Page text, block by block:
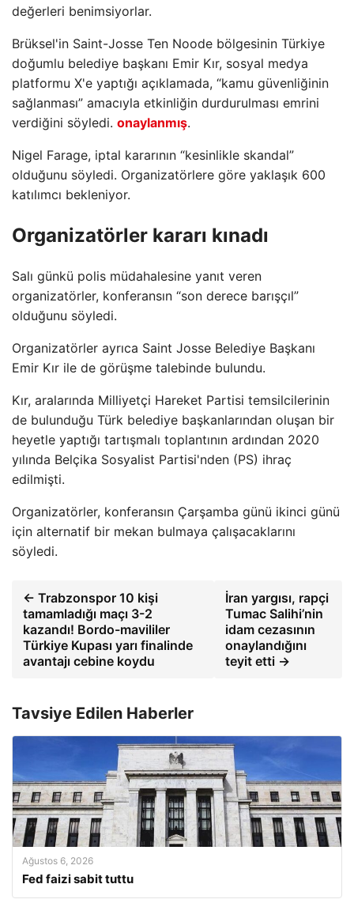
değerleri benimsiyorlar.
Brüksel'in Saint-Josse Ten Noode bölgesinin Türkiye
doğumlu belediye başkanı Emir Kır, sosyal medya
platformu X'e yaptığı açıklamada, “kamu güvenliğinin
sağlanması” amacıyla etkinliğin durdurulması emrini
verdiğini söyledi. onaylanmış.
Nigel Farage, iptal kararının “kesinlikle skandal”
olduğunu söyledi. Organizatörlere göre yaklaşık 600
katılımcı bekleniyor.
Organizatörler kararı kınadı
Salı günkü polis müdahalesine yanıt veren
organizatörler, konferansın “son derece barışçıl”
olduğunu söyledi.
Organizatörler ayrıca Saint Josse Belediye Başkanı
Emir Kır ile de görüşme talebinde bulundu.
Kır, aralarında Milliyetçi Hareket Partisi temsilcilerinin
de bulunduğu Türk belediye başkanlarından oluşan bir
heyetle yaptığı tartışmalı toplantının ardından 2020
yılında Belçika Sosyalist Partisi'nden (PS) ihraç
edilmişti.
Organizatörler, konferansın Çarşamba günü ikinci günü
için alternatif bir mekan bulmaya çalışacaklarını
söyledi.
← Trabzonspor 10 kişi
tamamladığı maçı 3-2
kazandı! Bordo-mavililer
Türkiye Kupası yarı finalinde
avantajı cebine koydu
İran yargısı, rapçi
Tumac Salihi’nin
idam cezasının
onaylandığını
teyit etti →
Tavsiye Edilen Haberler
Ağustos 6, 2026
Fed faizi sabit tuttu